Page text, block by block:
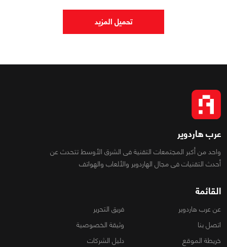
تحميل المزيد
عرب هاردوير
واحد من أكبر المجتمعات التقنية فى الشرق الأوسط تتحدث عن
أحدث التقنيات فى مجال الهاردوير والألعاب والهواتف
القائمة
عن عرب هاردوير
فريق التحرير
اتصل بنا
وثيقة الخصوصية
خريطة الموقع
دليل الشركات